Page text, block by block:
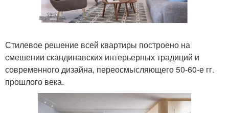
Стилевое решение всей квартиры построено на
смешении скандинавских интерьерных традиций и
современного дизайна, переосмысляющего 50-60-е гг.
прошлого века.